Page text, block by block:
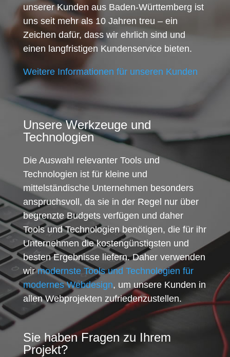
unserer Kunden aus Baden-Württemberg ist
uns seit mehr als 10 Jahren treu – ein
Zeichen dafür, dass wir ehrlich sind und
einen langfristigen Kundenservice bieten.
Weitere Informationen für unseren Kunden
Unsere Werkzeuge und
Technologien
Die Auswahl relevanter Tools und
Technologien ist für kleine und
mittelständische Unternehmen besonders
anspruchsvoll, da sie in der Regel nur über
begrenzte Budgets verfügen und daher
Tools und Technologien benötigen, die für ihr
Unternehmen die kostengünstigsten und
besten Ergebnisse liefern. Daher verwenden
wirmodernste Tools und Technologien für
modernes Webdesign, um unsere Kunden in
allen Webprojekten zufriedenzustellen.
Sie haben Fragen zu Ihrem
Projekt?